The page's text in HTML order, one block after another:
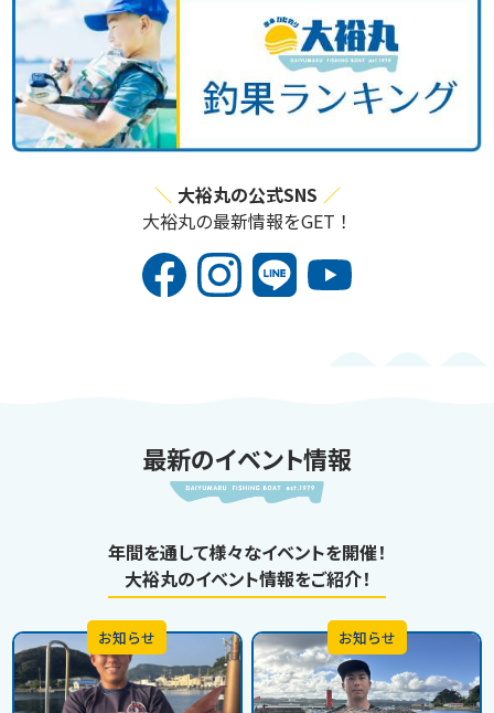
大裕丸の公式SNS
大裕丸の最新情報をGET！
最新のイベント情報
年間を通して様々なイベントを開催！
大裕丸のイベント情報をご紹介！
お知らせ お知らせ